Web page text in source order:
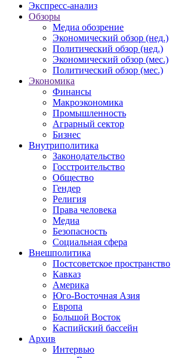
Экспресс-анализ
Обзоры
Медиа обозрение
Экономический обзор (нед.)
Политический обзор (нед.)
Экономический обзор (мес.)
Политический обзор (мес.)
Экономика
Финансы
Макроэкономика
Промышленность
Аграрный сектор
Бизнес
Внутриполитика
Законодательство
Госстроительство
Общество
Гендер
Религия
Права человека
Медиа
Безопасность
Социальная сфера
Внешполитика
Постсоветское пространство
Кавказ
Америка
Юго-Восточная Азия
Европа
Большой Восток
Каспийский бассейн
Архив
Интервью